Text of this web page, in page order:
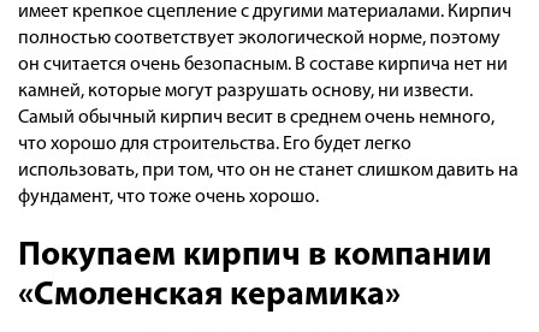
имеет крепкое сцепление с другими материалами. Кирпич
полностью соответствует экологической норме, поэтому
он считается очень безопасным. В составе кирпича нет ни
камней, которые могут разрушать основу, ни извести.
Самый обычный кирпич весит в среднем очень немного,
что хорошо для строительства. Его будет легко
использовать, при том, что он не станет слишком давить на
фундамент, что тоже очень хорошо.
Покупаем кирпич в компании
«Смоленская керамика»